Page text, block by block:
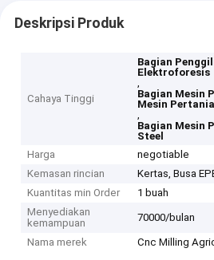
Deskripsi Produk
Cahaya Tinggi
Bagian
Elektroforesis
,
Bagian Mesin
Mesin
,
Bagian Mesin
Steel
Harga
negotiable
Kemasan rincian
Kertas, Busa
Kuantitas min Order
1 buah
Menyediakan
kemampuan
70000/bulan
Nama merek Cnc Milling